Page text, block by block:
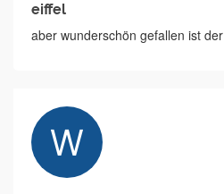
eiffel
aber wunderschön gefallen ist